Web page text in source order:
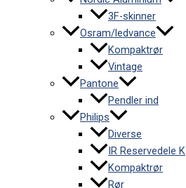
3F-skinner
Osram/ledvance
Kompaktrør
Vintage
Pantone
Pendler ind
Philips
Diverse
IR Reservedele K
Kompaktrør
Rør